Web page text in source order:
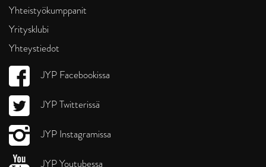
Yhteistyökumppanit
Yritysklubi
Yhteystiedot
JYP Facebookissa
JYP Twitterissä
JYP Instagramissa
JYP Youtubessa